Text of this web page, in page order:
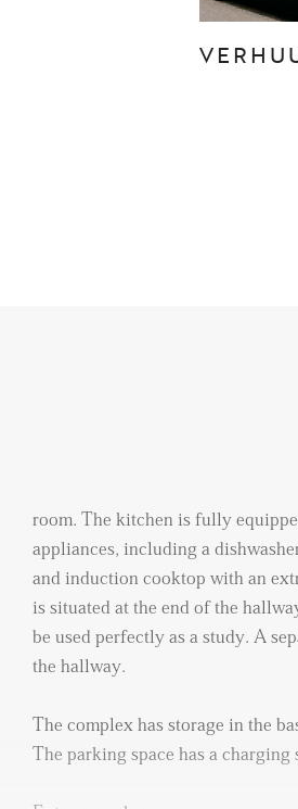
room. The kitchen is fully
appliances, including a
and induction cooktop with an
is situated at the end of the
be used perfectly as a study. A
the hallway.
The complex has storage in the
The parking space has a